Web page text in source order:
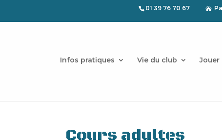
01 39 76 70 67 
Infos pratiques Vie du club Jouer
Cours adultes